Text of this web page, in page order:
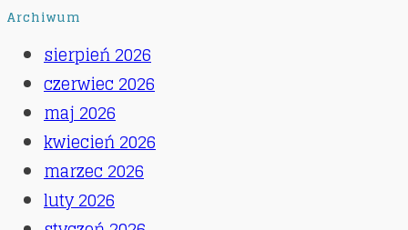
Archiwum
sierpień 2026
czerwiec 2026
maj 2026
kwiecień 2026
marzec 2026
luty 2026